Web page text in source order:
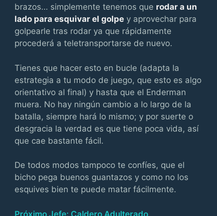
brazos… simplemente tenemos que rodar a un
lado para esquivar el golpe y aprovechar para
golpearle tras rodar ya que rápidamente
procederá a teletransportarse de nuevo.
Tienes que hacer esto en bucle (adapta la
estrategia a tu modo de juego, que esto es algo
orientativo al final) y hasta que el Enderman
muera. No hay ningún cambio a lo largo de la
batalla, siempre hará lo mismo; y por suerte o
desgracia la verdad es que tiene poca vida, así
que cae bastante fácil.
De todos modos tampoco te confíes, que el
bicho pega buenos guantazos y como no los
esquives bien te puede matar fácilmente.
Próximo Jefe: Caldero Adulterado